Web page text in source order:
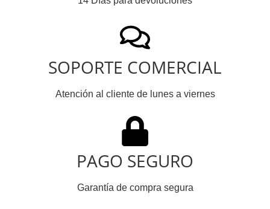
SOPORTE COMERCIAL
Atención al cliente de lunes a viernes
PAGO SEGURO
Garantía de compra segura